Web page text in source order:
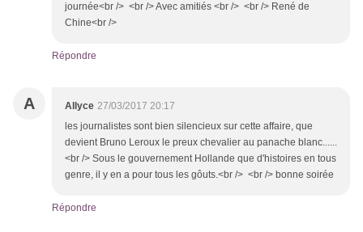
journée<br /> <br /> Avec amitiés <br /> <br /> René de
Chine<br />
Répondre
A Allyce 27/03/2017 20:17
les journalistes sont bien silencieux sur cette affaire, que
devient Bruno Leroux le preux chevalier au panache blanc......
<br /> Sous le gouvernement Hollande que d'histoires en tous
genre, il y en a pour tous les gôuts.<br /> <br /> bonne soirée
Répondre